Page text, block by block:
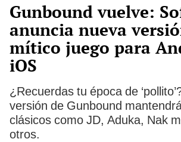
Gunbound vuelve:
anuncia nueva
mítico juego para
iOS
¿Recuerdas tu época de
versión de Gunbound
clásicos como JD, Aduka, Nak
otros.